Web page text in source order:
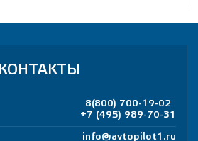
КОНТАКТЫ
8(800) 700-19-02
+7 (495) 989-70-31
info@avtopilot1.ru